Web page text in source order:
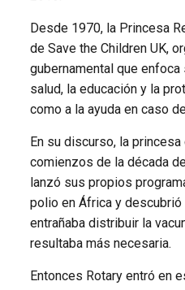
Desde 1970, la Princesa
de Save the Children UK,
gubernamental que
salud, la educación y la
como a la ayuda en caso
En su discurso, la
comienzos de la década
lanzó sus propios
polio en África y
entrañaba distribuir la
resultaba más necesaria.
Entonces Rotary entró en